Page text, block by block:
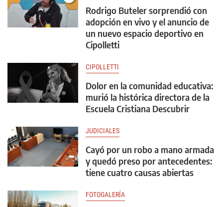
Rodrigo Buteler sorprendió con
adopción en vivo y el anuncio de
un nuevo espacio deportivo en
Cipolletti
CIPOLLETTI
Dolor en la comunidad educativa:
murió la histórica directora de la
Escuela Cristiana Descubrir
JUDICIALES
Cayó por un robo a mano armada
y quedó preso por antecedentes:
tiene cuatro causas abiertas
FOTOGALERÍA